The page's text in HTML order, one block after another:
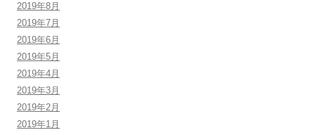
2019年8月
2019年7月
2019年6月
2019年5月
2019年4月
2019年3月
2019年2月
2019年1月